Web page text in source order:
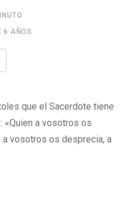
6 AÑOS
que el Sacerdote tiene
«Quien a vosotros os
a vosotros os desprecia, a